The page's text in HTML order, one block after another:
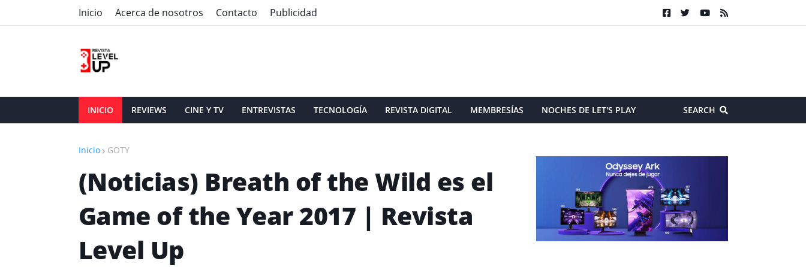
Inicio Acerca de nosotros Contacto Publicidad
INICIO REVIEWS CINE Y TV ENTREVISTAS TECNOLOGÍA REVISTA DIGITAL MEMBRESÍAS NOCHES DE LET'S PLAY SEARCH
Inicio GOTY
(Noticias) Breath of the Wild es el
Game of the Year 2017 | Revista
Level Up